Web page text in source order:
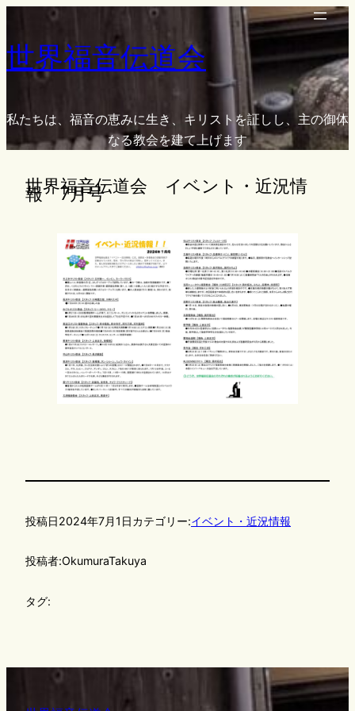
を
ッ
世界福音伝道会
私たちは、福音の恵みに生き、キリストを証しし、主の御体
なる教会を建て上げます
世界福音伝道会 イベント・近況情
報 7月号
投稿日2024年7月1日カテゴリー:イベント・近況情報
投稿者:OkumuraTakuya
タグ: